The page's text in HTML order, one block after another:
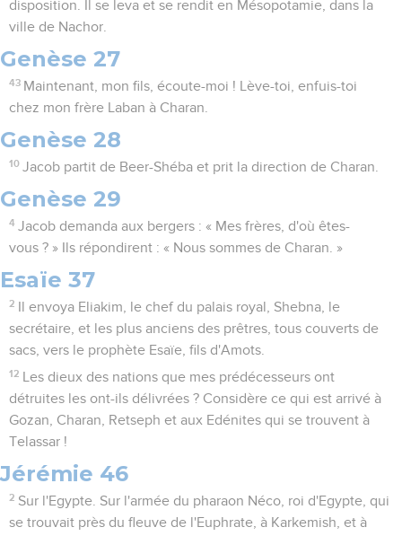
disposition. Il se leva et se rendit en Mésopotamie, dans la
ville de Nachor.
Genèse 27
43 Maintenant, mon fils, écoute-moi ! Lève-toi, enfuis-toi
chez mon frère Laban à Charan.
Genèse 28
10 Jacob partit de Beer-Shéba et prit la direction de Charan.
Genèse 29
4 Jacob demanda aux bergers : « Mes frères, d'où êtes-
vous ? » Ils répondirent : « Nous sommes de Charan. »
Esaïe 37
2
Il envoya Eliakim, le chef du palais royal, Shebna, le
secrétaire, et les plus anciens des prêtres, tous couverts de
sacs, vers le prophète Esaïe, fils d'Amots.
12
Les dieux des nations que mes prédécesseurs ont
détruites les ont-ils délivrées ? Considère ce qui est arrivé à
Gozan, Charan, Retseph et aux Edénites qui se trouvent à
Telassar !
Jérémie 46
2 Sur l'Egypte. Sur l'armée du pharaon Néco, roi d'Egypte, qui
se trouvait près du fleuve de l'Euphrate, à Karkemish, et à